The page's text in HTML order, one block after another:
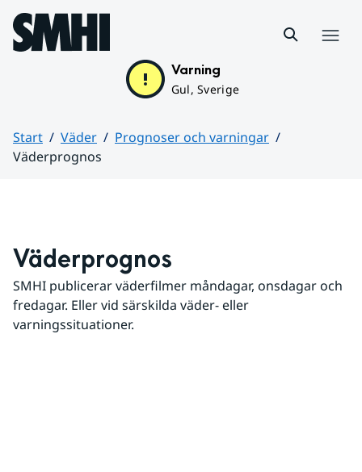
Hoppa till sidans innehåll
Varning
Gul, Sverige
Start Väder
Prognoser och varningar
Väderprognos
Väderprognos
SMHI publicerar väderfilmer måndagar, onsdagar och
fredagar. Eller vid särskilda väder- eller
varningssituationer.